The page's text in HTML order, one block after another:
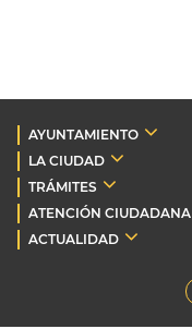
AYUNTAMIENTO
LA CIUDAD
TRÁMITES
ATENCIÓN CIUDADANA
ACTUALIDAD